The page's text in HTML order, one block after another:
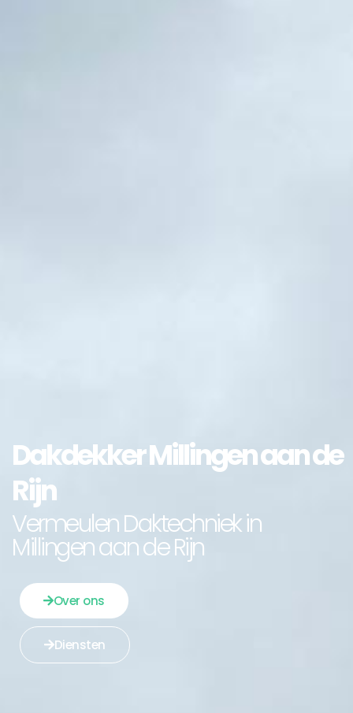
Dakdekker Millingen aan de
Rijn
Vermeulen Daktechniek in
Millingen aan de Rijn
Over ons
Diensten